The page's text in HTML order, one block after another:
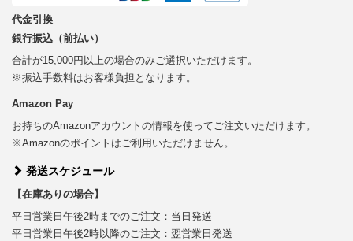
代金引換
銀行振込（前払い）
合計が15,000円以上の場合のみご選択いただけます。
※振込手数料はお客様負担となります。
Amazon Pay
お持ちのAmazonアカウントの情報を使ってご注文いただけます。
※Amazonのポイントはご利用いただけません。
発送スケジュール
【在庫ありの場合】
平日営業日午後2時までのご注文：当日発送
平日営業日午後2時以降のご注文：翌営業日発送